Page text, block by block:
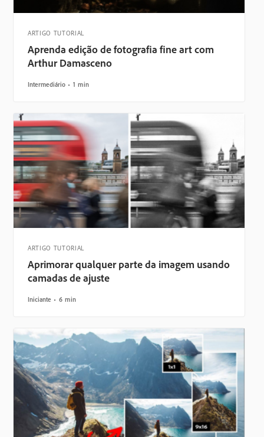
ARTIGO TUTORIAL
Aprenda edição de fotografia fine art com
Arthur Damasceno
Intermediário 1 min
ARTIGO TUTORIAL
Aprimorar qualquer parte da imagem usando
camadas de ajuste
Iniciante 6 min